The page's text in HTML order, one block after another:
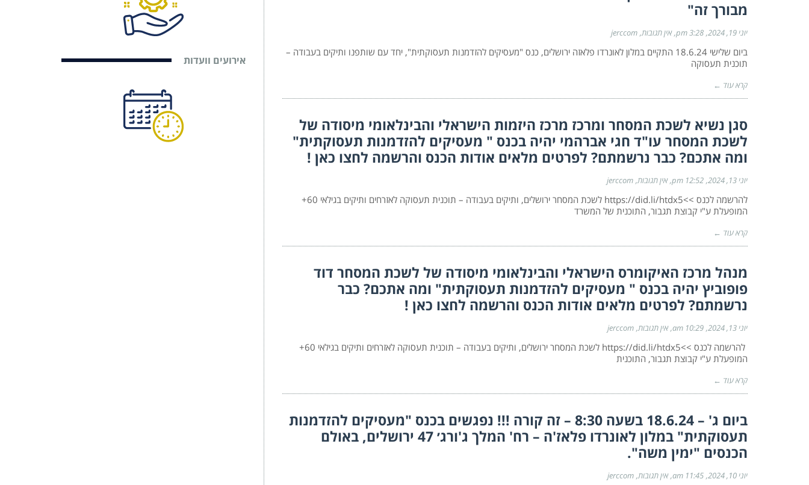
מבורך זה"
יוני 19, 2024 3:28 pm אין תגובות jerccom
ביום שלישי 18.6.24 התקיים במלון לאונרדו פלאזה ירושלים, כנס "מעסיקים להזדמנות תעסוקתית", יחד עם שותפנו ותיקים בעבודה –
תוכנית תעסוקה
קרא עוד ←
סגן נשיא לשכת המסחר ומרכז מרכז היזמות הישראלי והבינלאומי מיסודה של
לשכת המסחר עו"ד חגי אברהמי יהיה בכנס " מעסיקים להזדמנות תעסוקתית"
ומה אתכם? כבר נרשמתם? לפרטים מלאים אודות הכנס והרשמה לחצו כאן !
יוני 13, 2024 12:52 pm אין תגובות jerccom
להרשמה לכנס >>https://did.li/htdx5 לשכת המסחר ירושלים, ותיקים בעבודה – תוכנית תעסוקה לאזרחים ותיקים בגילאי 60+
המופעלת ע"י קבוצת תגבור, התוכנית של המשרד
קרא עוד ←
מנהל מרכז האיקומרס הישראלי והבינלאומי מיסודה של לשכת המסחר דוד
פופוביץ יהיה בכנס " מעסיקים להזדמנות תעסוקתית" ומה אתכם? כבר
נרשמתם? לפרטים מלאים אודות הכנס והרשמה לחצו כאן !
יוני 13, 2024 10:29 am אין תגובות jerccom
להרשמה לכנס >>https://did.li/htdx5 לשכת המסחר ירושלים, ותיקים בעבודה – תוכנית תעסוקה לאזרחים ותיקים בגילאי 60+
המופעלת ע"י קבוצת תגבור, התוכנית
קרא עוד ←
ביום ג' – 18.6.24 בשעה 8:30 – זה קורה !!! נפגשים בכנס "מעסיקים להזדמנות
תעסוקתית" במלון לאונרדו פלאז'ה – רח' המלך ג'ורג׳ 47 ירושלים, באולם
הכנסים "ימין משה".
יוני 10, 2024 11:45 am אין תגובות jerccom
אירועים וועדות